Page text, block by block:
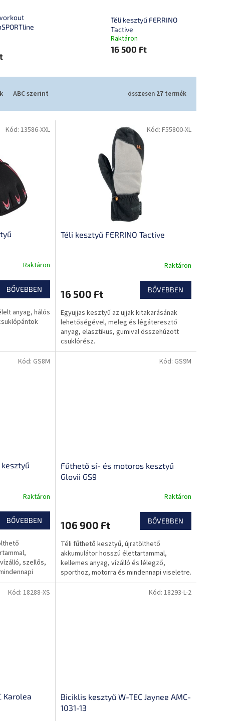
Téli kesztyű FERRINO
Tactive
Raktáron
16 500 Ft
ABC szerint összesen 27 termék
Raktáron
BŐVEBBEN
anyag, hálós
Kód: 13586-XXL
Téli kesztyű FERRINO Tactive
Raktáron
16 500 Ft BŐVEBBEN
Egyujjas kesztyű az ujjak kitakarásának
lehetőségével, meleg és légáteresztő
anyag, elasztikus, gumival összehúzott
csuklórész.
Kód: F55800-XL
Raktáron
BŐVEBBEN
szellős,
Kód: GS8M
Fűthető sí- és motoros kesztyű
Glovii GS9
Raktáron
106 900 Ft BŐVEBBEN
Téli fűthető kesztyű, újratölthető
akkumulátor hosszú élettartammal,
kellemes anyag, vízálló és lélegző,
sporthoz, motorra és mindennapi viseletre.
Kód: GS9M
Karolea
Kód: 18288-XS
Biciklis kesztyű W-TEC Jaynee AMC-
1031-13
Kód: 18293-L-2